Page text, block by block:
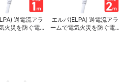
過電流アラ
火災を防ぐ電...
エルパ(ELPA) 過電流アラ
ームで電気火災を防ぐ電